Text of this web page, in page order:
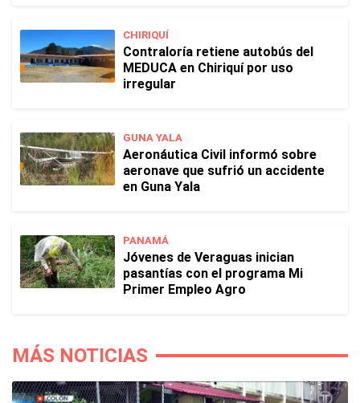
CHIRIQUÍ
Contraloría retiene autobús del
MEDUCA en Chiriquí por uso
irregular
GUNA YALA
Aeronáutica Civil informó sobre
aeronave que sufrió un accidente
en Guna Yala
PANAMÁ
Jóvenes de Veraguas inician
pasantías con el programa Mi
Primer Empleo Agro
MÁS NOTICIAS